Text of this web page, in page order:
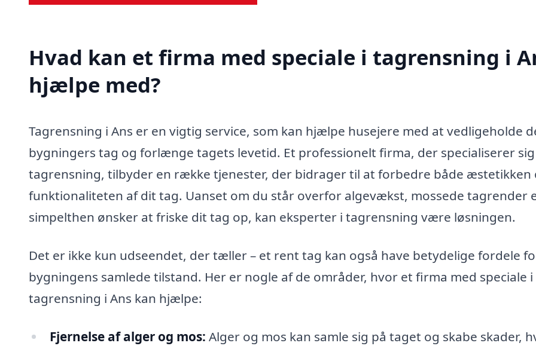
Hvad kan et firma med speciale i tagrensning i
hjælpe med?
Tagrensning i Ans er en vigtig service, som kan hjælpe husejere med at vedligeholde
bygningers tag og forlænge tagets levetid. Et professionelt firma, der specialiserer
tagrensning, tilbyder en række tjenester, der bidrager til at forbedre både æstetikken
funktionaliteten af dit tag. Uanset om du står overfor algevækst, mossede tagrender
simpelthen ønsker at friske dit tag op, kan eksperter i tagrensning være løsningen.
Det er ikke kun udseendet, der tæller – et rent tag kan også have betydelige fordele
bygningens samlede tilstand. Her er nogle af de områder, hvor et firma med speciale i
tagrensning i Ans kan hjælpe:
Fjernelse af alger og mos: Alger og mos kan samle sig på taget og skabe skader,